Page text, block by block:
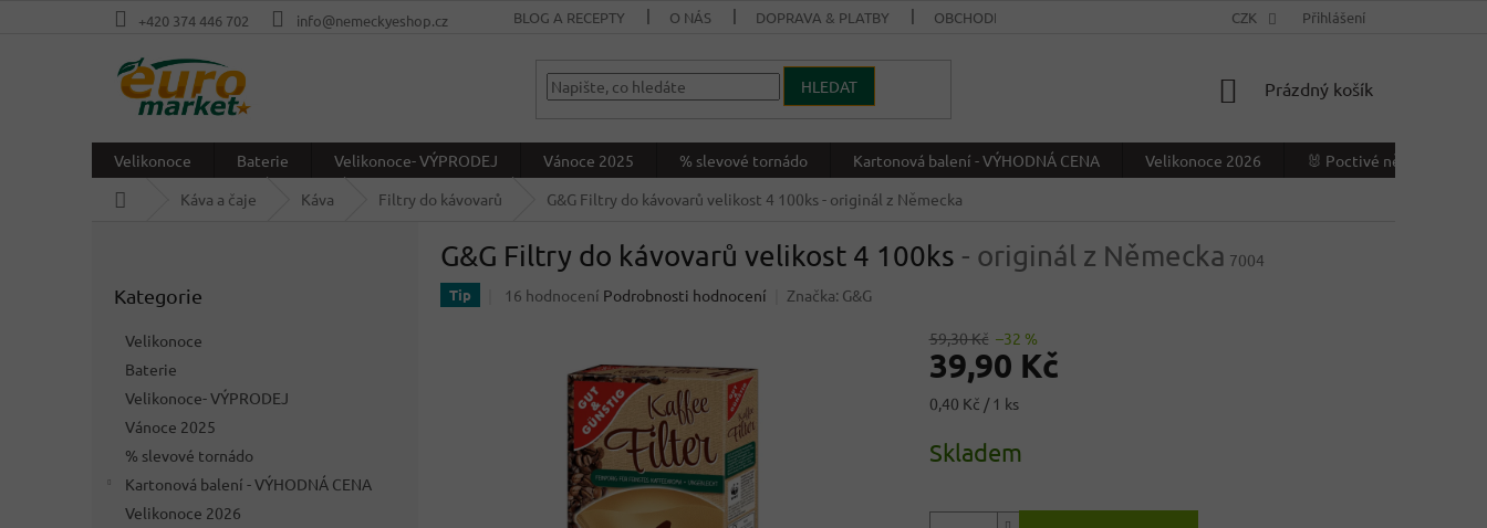
+420 374 446 702 info@nemeckyeshop.cz BLOG A RECEPTY O NÁS DOPRAVA & PLATBY OBCHODNÍ PODMÍNKY VÝDEJNÍ MÍSTO
CZK Přihlášení
HLEDAT
NÁKUPNÍ
Prázdný košík
Velikonoce Baterie Velikonoce- VÝPRODEJ Vánoce 2025 % slevové tornádo Kartonová balení - VÝHODNÁ CENA Velikonoce 2026
🐰 Poctivé německé
Káva a čaje Káva Filtry do kávovarů G&G Filtry do kávovarů velikost 4 100ks- originál z Německa
kategorie
Kategorie
Velikonoce
Baterie
Velikonoce- VÝPRODEJ
Vánoce 2025
% slevové tornádo
Kartonová balení - VÝHODNÁ CENA
Velikonoce 2026
G&G Filtry do kávovarů velikost 4 100ks - originál z Německa 7004
Tip
Průměrné
hvězdiček.
16 hodnocení Podrobnosti hodnocení Značka: G&G
59,30 Kč –32 %
39,90 Kč
Měrná
0,40 Kč / 1 ks
Skladem